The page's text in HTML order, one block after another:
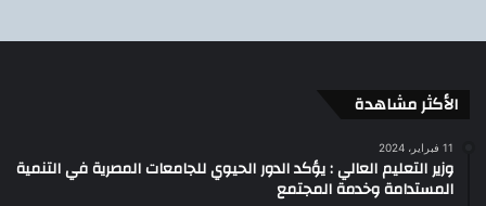
الأكثر مشاهدة
11 فبراير، 2024
وزير التعليم العالي : يؤكد الدور الحيوي للجامعات المصرية في التنمية
المستدامة وخدمة المجتمع